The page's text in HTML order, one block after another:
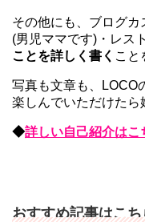
その他にも、ブログ
(男児ママです)・レス
ことを詳しく書く こと
写真も文章も、LOCO
楽しんでいただけたら
◆詳しい自己紹介はこ
おすすめ記事はこ